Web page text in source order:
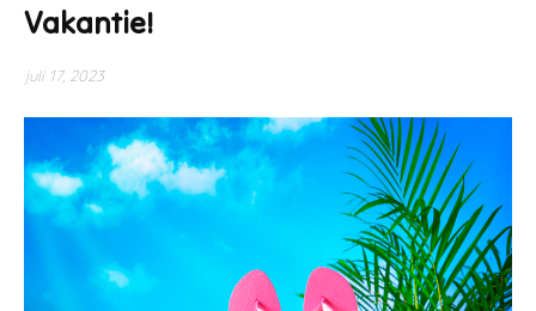
Vakantie!
juli 17, 2023